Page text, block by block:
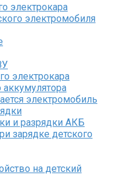
электрокара
электромобиля
электрокара
электромобиль
и разрядки АКБ
зарядке детского
на детский